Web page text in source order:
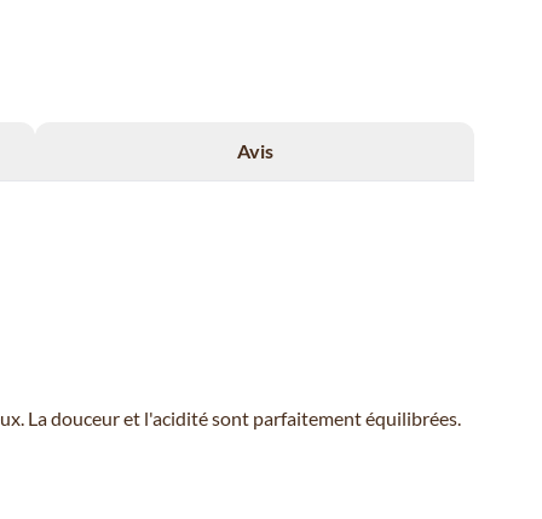
Avis
La douceur et l'acidité sont parfaitement équilibrées.